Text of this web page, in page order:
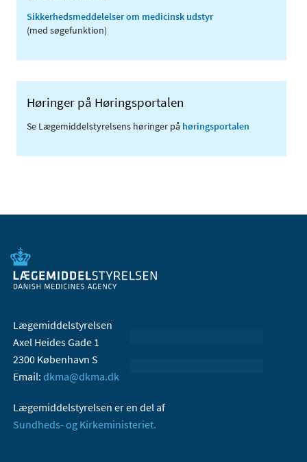
Sikkerhedsmeddelelser om medicinsk udstyr
(med søgefunktion)
Høringer på Høringsportalen
Se Lægemiddelstyrelsens høringer på høringsportalen
Lægemiddelstyrelsen
Axel Heides Gade 1
2300 København S
Email: dkma@dkma.dk
Lægemiddelstyrelsen er en del af
Sundheds- og Kirkeministeriet.